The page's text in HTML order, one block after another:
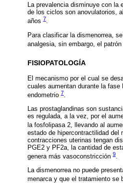
La prevalencia disminuye con
de los ciclos son anovulatorios,
años 7.
Para clasificar la dismenorrea,
analgesia, sin embargo, el
FISIOPATOLOGÍA
El mecanismo por el cual se
cuales aumentan durante la
endometrio 7
Las prostaglandinas son
es regulada, a la vez, por el
la fosfolipasa 2, llevando al
estado de hipercontractilidad del
contracciones uterinas tengan
PGE2 y PF2a, la cantidad de
genera más vasoconstricción 9
La dismenorrea no puede
menarca y que el tratamiento se